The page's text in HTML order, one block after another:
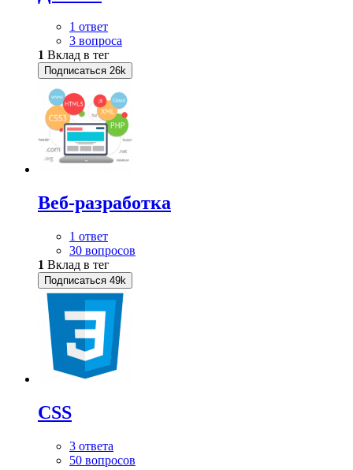
1 ответ
3 вопроса
1 Вклад в тег
Подписаться 26k
Веб-разработка
1 ответ
30 вопросов
1 Вклад в тег
Подписаться 49k
CSS
3 ответа
50 вопросов